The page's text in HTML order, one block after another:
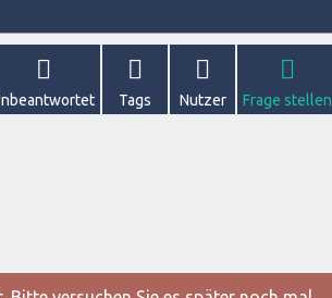
Tags Nutzer Frage stellen